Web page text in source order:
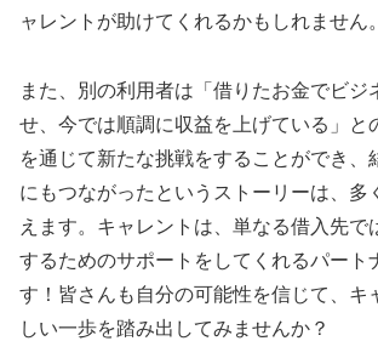
ャレントが助けてくれるかもしれません。
また、別の利用者は「借りたお金でビジ
せ、今では順調に収益を上げている」と
を通じて新たな挑戦をすることができ、
にもつながったというストーリーは、多
えます。キャレントは、単なる借入先で
するためのサポートをしてくれるパート
す！皆さんも自分の可能性を信じて、キ
しい一歩を踏み出してみませんか？